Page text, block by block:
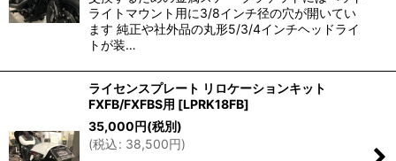
ライトマウント用に3/8インチ径の穴が開いてい
ます 純正や社外品の丸形5/3/4インチヘッドライ
トが装…
ライセンスプレート リロケーションキット
FXFB/FXFBS用 [LPRK18FB]
35,000円(税別)
(税込: 38,500円)